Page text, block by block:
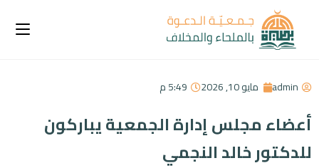
admin مايو 10, 2026 5:49 م
أعضاء مجلس إدارة الجمعية يباركون
للدكتور خالد النجمي